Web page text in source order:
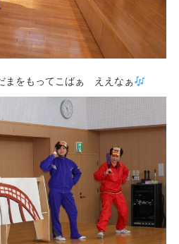
をもってこばぁ ええなぁ